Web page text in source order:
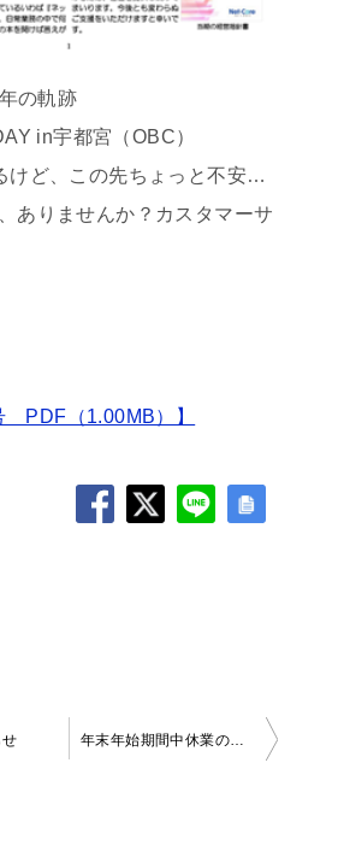
の軌跡
in宇都宮（OBC）
けど、この先ちょっと不安…
ありませんか？カスタマーサ
PDF（1.00MB）】